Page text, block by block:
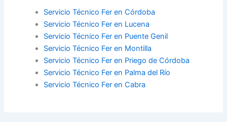
Servicio Técnico Fer en Córdoba
Servicio Técnico Fer en Lucena
Servicio Técnico Fer en Puente Genil
Servicio Técnico Fer en Montilla
Servicio Técnico Fer en Priego de Córdoba
Servicio Técnico Fer en Palma del Río
Servicio Técnico Fer en Cabra